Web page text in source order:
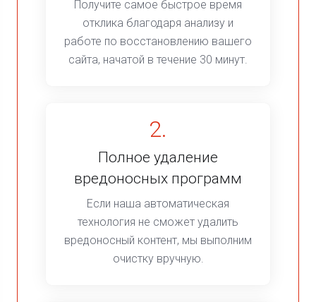
Получите самое быстрое время
отклика благодаря анализу и
работе по восстановлению вашего
сайта, начатой в течение 30 минут.
2.
Полное удаление
вредоносных программ
Если наша автоматическая
технология не сможет удалить
вредоносный контент, мы выполним
очистку вручную.